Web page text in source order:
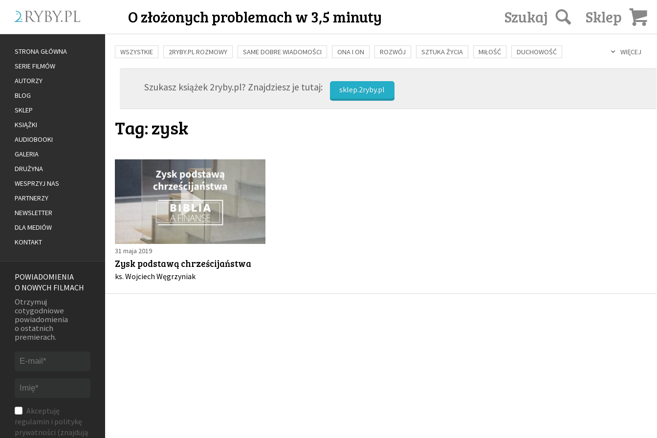
O złożonych problemach w 3,5 minuty Sklep
Szukaj
WIĘCEJ
WSZYSTKIE 2RYBY.PL ROZMOWY SAME DOBRE WIADOMOŚCI ONA I ON ROZWÓJ SZTUKA ŻYCIA MIŁOŚĆ DUCHOWOŚĆ
BUDOWANIE WIĘZI RODZINA NAUKA BIBLIA KOBIETA MĘŻCZYZNA RELIGIE FILOZOFIA KULTURA ŚWIĘCI SEKS IN VITRO
ADOPCJASzukasz książek 2ryby.pl? Znajdziesz je tutaj: sklep.2ryby.pl
Tag: zysk
31 maja 2019
Zysk podstawą chrześcijaństwa
ks. Wojciech Węgrzyniak
STRONA GŁÓWNA
SERIE FILMÓW
AUTORZY
BLOG
SKLEP
KSIĄŻKI
AUDIOBOOKI
GALERIA
DRUŻYNA
WESPRZYJ NAS
PARTNERZY
NEWSLETTER
DLA MEDIÓW
KONTAKT
POWIADOMIENIA
O NOWYCH FILMACH
Otrzymuj
cotygodniowe
powiadomienia
o ostatnich
premierach.
Akceptuję
regulamin i politykę
prywatności (znajdują